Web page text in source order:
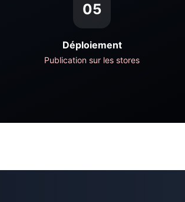
05
Déploiement
Publication sur les stores